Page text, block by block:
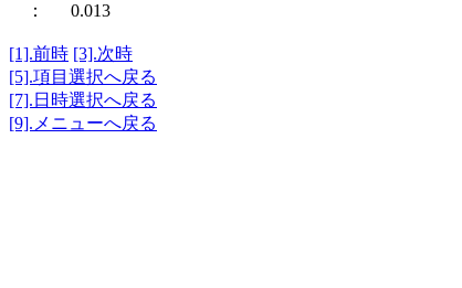
： 0.013
[1].前時 [3].次時
[5].項目選択へ戻る
[7].日時選択へ戻る
[9].メニューへ戻る